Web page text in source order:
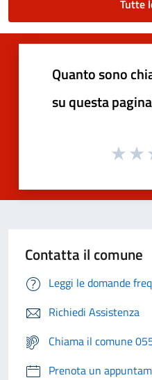
Tutte
Quanto sono
su questa
Contatta il comune
Leggi le domande
Richiedi Assistenza
Chiama il comune
Prenota un